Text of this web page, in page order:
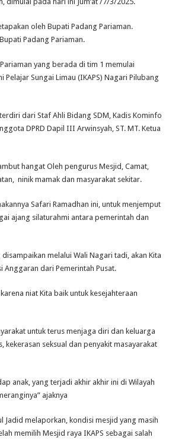
Kunjungi
Mesjid
IKAPS
Pilubang
Limau
oleh Bupati Padang Pariaman.
Padang Pariaman.
yang berada di tim 1 memulai
Sungai Limau (IKAPS) Nagari Pilubang
dari Staf Ahli Bidang SDM, Kadis Kominfo
DPRD Dapil III Arwinsyah, ST. MT. Ketua
hangat Oleh pengurus Mesjid, Camat,
ninik mamak dan masyarakat sekitar.
Safari Ramadhan ini, untuk menjemput
ajang silaturahmi antara pemerintah dan
melalui Wali Nagari tadi, akan Kita
Anggaran dari Pemerintah Pusat.
niat Kita baik untuk kesejahteraan
untuk terus menjaga diri dan keluarga
seksual dan penyakit masayarakat
anak, yang terjadi akhir akhir ini di Wilayah
ajaknya
Jadid melaporkan, kondisi mesjid yang masih
memilih Mesjid raya IKAPS sebagai salah